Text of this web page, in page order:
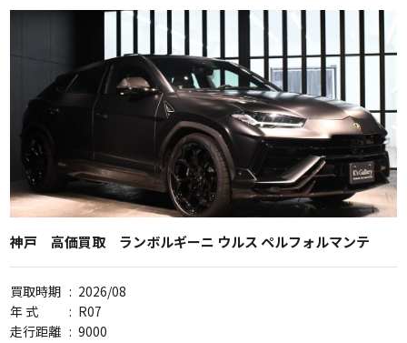
神戸 高価買取 ランボルギーニ ウルス ペルフォルマンテ
買取時期 : 2026/08
年 式
: R07
走行距離 : 9000